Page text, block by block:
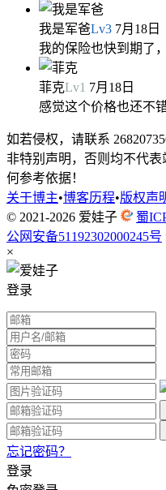
我是军爸Lv3 7月18日
我的保险也快到期了
菲克Lv1 7月18日
感觉这个价格也还不
如若侵权，请联系
非特别声明，否则均不代
何参考依据！
关于博主•博客历程•版权声
© 2021-2026 爱娃子 蜀
公网安备51192302000245号
×
登录
忘记密码？
登录